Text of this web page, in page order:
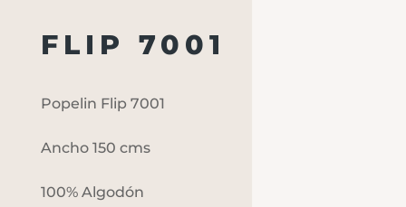
FLIP 7001
Popelin Flip 7001
Ancho 150 cms
100% Algodón